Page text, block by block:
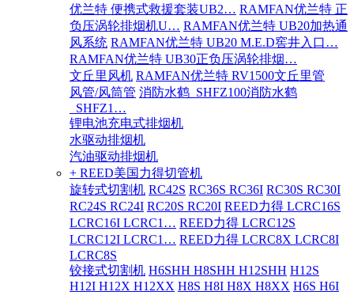
优兰特 便携式救援套装UB2… RAMFAN优兰特 正
负压涡轮排烟机U… RAMFAN优兰特 UB20加热通
风系统 RAMFAN优兰特 UB20 M.E.D窖井入口…
RAMFAN优兰特 UB30正负压涡轮排烟…
文丘里风机 RAMFAN优兰特 RV1500文丘里管
风管/风筒管 消防水鹤_SHFZ100消防水鹤
_SHFZ1…
锂电池充电式排烟机
水驱动排烟机
汽油驱动排烟机
+ REED美国力得切管机
旋转式切割机 RC42S RC36S RC36I RC30S RC30I
RC24S RC24I RC20S RC20I REED力得 LCRC16S
LCRC16I LCRC1… REED力得 LCRC12S
LCRC12I LCRC1… REED力得 LCRC8X LCRC8I
LCRC8S
铰接式切割机 H6SHH H8SHH H12SHH H12S
H12I H12X H12XX H8S H8I H8X H8XX H6S H6I